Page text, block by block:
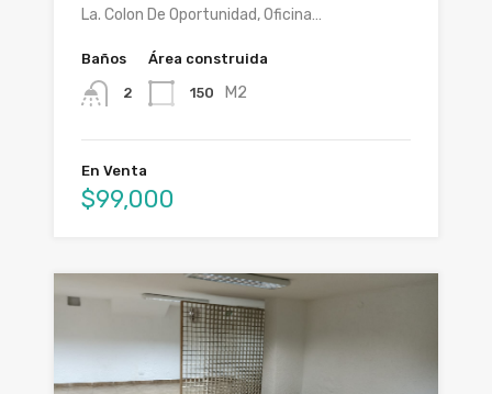
La. Colon De Oportunidad, Oficina…
Baños
2
Área construida
150 M2
En Venta
$99,000